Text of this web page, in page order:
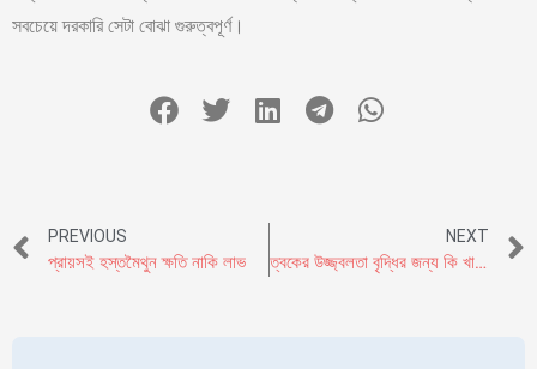
সবচেয়ে দরকারি সেটা বোঝা গুরুত্বপূর্ণ।
PREVIOUS
প্রায়সই হস্তমৈথুন ক্ষতি নাকি লাভ
NEXT
ত্বকের উজ্জ্বলতা বৃদ্ধির জন্য কি খাবেন?